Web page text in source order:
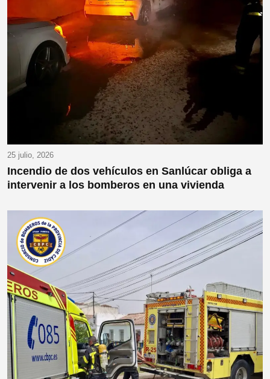
25 julio, 2026
Incendio de dos vehículos en Sanlúcar obliga a
intervenir a los bomberos en una vivienda